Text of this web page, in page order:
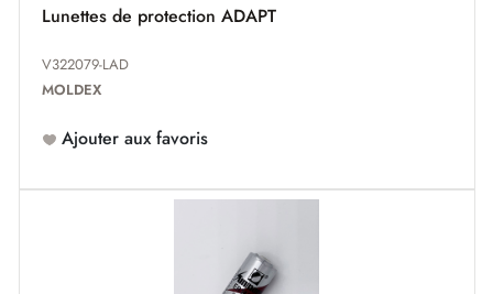
Lunettes de protection ADAPT
V322079-LAD
MOLDEX
Ajouter aux favoris